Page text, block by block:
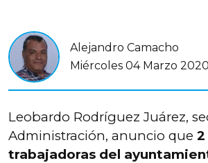
Alejandro Camacho
Miércoles 04 Marzo 2020
Leobardo Rodríguez Juárez,
Administración, anuncio que
trabajadoras del